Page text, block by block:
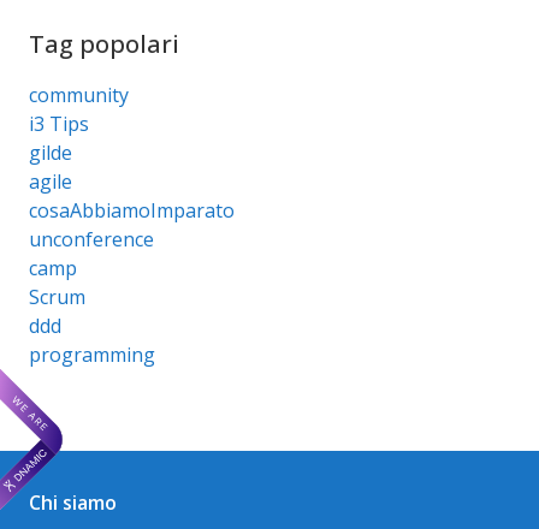
Tag popolari
community
i3 Tips
gilde
agile
cosaAbbiamoImparato
unconference
camp
Scrum
ddd
programming
Chi siamo